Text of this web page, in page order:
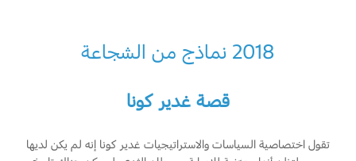
البحث عن الوكيل
2018 نماذج من الشجاعة
قصة غدير كونا
تقول اختصاصية السياسات والاستراتيجيات غدير كونا إنه لم يكن لديها